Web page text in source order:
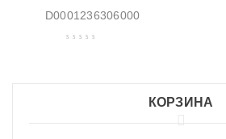
D0001236306000
КОРЗИНА